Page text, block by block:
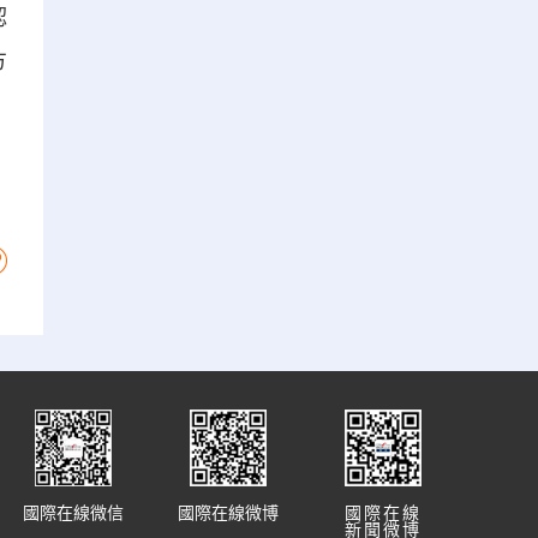
國際在線
新聞微博
國際在線微博
國際在線微信